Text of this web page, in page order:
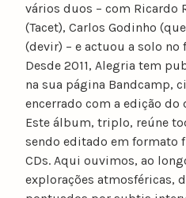
vários duos – com Ricardo
(Tacet), Carlos Godinho
(devir) – e actuou a solo no
Desde 2011, Alegria tem
na sua página Bandcamp,
encerrado com a edição do
Este álbum, triplo, reúne
sendo editado em formato
CDs. Aqui ouvimos, ao
explorações atmosféricas,